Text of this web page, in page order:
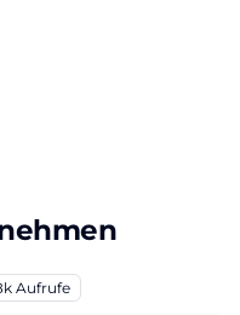
Aufrufe